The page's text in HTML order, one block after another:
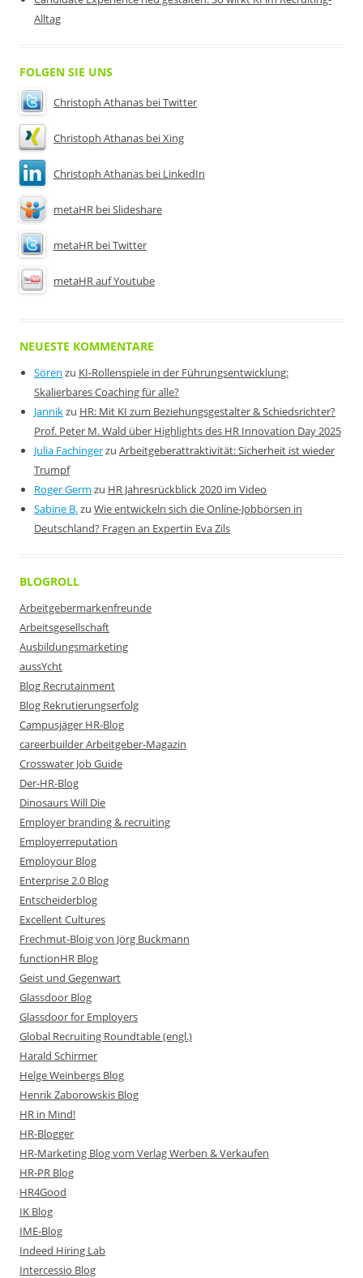
Alltag
FOLGEN SIE UNS
Christoph Athanas bei Twitter
Christoph Athanas bei Xing
Christoph Athanas bei LinkedIn
metaHR bei Slideshare
metaHR bei Twitter
metaHR auf Youtube
NEUESTE KOMMENTARE
Sören zu KI-Rollenspiele in der Führungsentwicklung:
Skalierbares Coaching für alle?
Jannikzu HR: Mit KI zum Beziehungsgestalter & Schiedsrichter?
Prof. Peter M. Wald über Highlights des HR Innovation Day 2025
Julia Fachingerzu Arbeitgeberattraktivität: Sicherheit ist wieder
Trumpf
Roger Germ zu HR Jahresrückblick 2020 im Video
Sabine B.zu Wie entwickeln sich die Online-Jobbörsen in
Deutschland? Fragen an Expertin Eva Zils
BLOGROLL
Arbeitgebermarkenfreunde
Arbeitsgesellschaft
Ausbildungsmarketing
aussYcht
Blog Recrutainment
Blog Rekrutierungserfolg
Campusjäger HR-Blog
careerbuilder Arbeitgeber-Magazin
Crosswater Job Guide
Der-HR-Blog
Dinosaurs Will Die
Employer branding & recruiting
Employerreputation
Employour Blog
Enterprise 2.0 Blog
Entscheiderblog
Excellent Cultures
Frechmut-Bloig von Jörg Buckmann
functionHR Blog
Geist und Gegenwart
Glassdoor Blog
Glassdoor for Employers
Global Recruiting Roundtable (engl.)
Harald Schirmer
Helge Weinbergs Blog
Henrik Zaborowskis Blog
HR in Mind!
HR-Blogger
HR-Marketing Blog vom Verlag Werben & Verkaufen
HR-PR Blog
HR4Good
IK Blog
IME-Blog
Indeed Hiring Lab
Intercessio Blog